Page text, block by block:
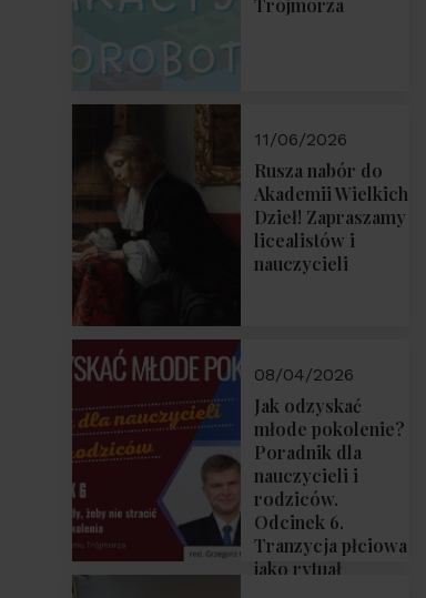
Trójmorza
11/06/2026
Rusza nabór do
Akademii Wielkich
Dzieł! Zapraszamy
licealistów i
nauczycieli
08/04/2026
Jak odzyskać
młode pokolenie?
Poradnik dla
nauczycieli i
rodziców.
Odcinek 6.
Tranzycja płciowa
jako rytuał